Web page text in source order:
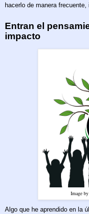
hacerlo de manera
Entran el
impacto
Image
Algo que he aprendido en la